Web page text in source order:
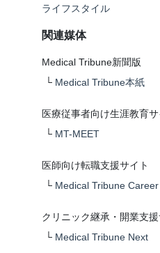
ライフスタイル
関連媒体
Medical Tribune新聞版
└ Medical Tribune本紙
医療従事者向け生涯教育サ
└ MT-MEET
医師向け転職支援サイト
└ Medical Tribune Career
クリニック継承・開業支援
└ Medical Tribune Next